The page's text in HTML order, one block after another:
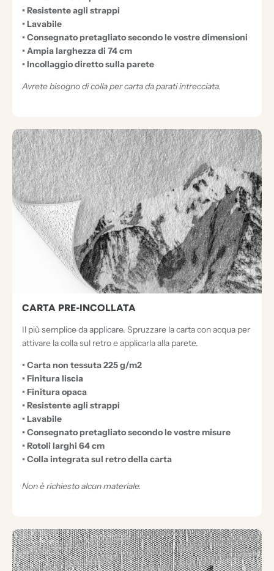
O
N
• Resistente agli strappi
• Lavabile
• Consegnato pretagliato secondo le vostre dimensioni
• Ampia larghezza di 74 cm
• Incollaggio diretto sulla parete
Avrete bisogno di colla per carta da parati intrecciata.
CARTA PRE-INCOLLATA
Il più semplice da applicare. Spruzzare la carta con acqua per
attivare la colla sul retro e applicarla alla parete.
• Carta non tessuta 225 g/m2
• Finitura liscia
• Finitura opaca
• Resistente agli strappi
• Lavabile
• Consegnato pretagliato secondo le vostre misure
• Rotoli larghi 64 cm
• Colla integrata sul retro della carta
Non è richiesto alcun materiale.